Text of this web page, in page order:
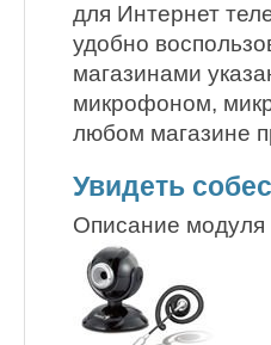
для Интернет
удобно
магазинами
микрофоном,
любом магазине
Увидеть
Описание модуля